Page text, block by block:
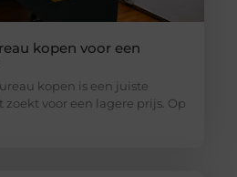
kopen voor een
kopen is een juiste
voor een lagere prijs. Op